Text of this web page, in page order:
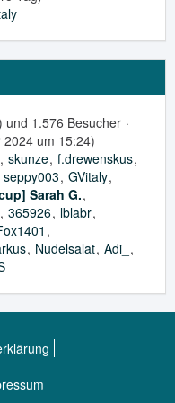
und 1.576 Besucher
2024 um 15:24)
skunze f.drewenskus
seppy003 GVitaly
Sarah G.
365926 lblabr
Nudelsalat Adi_